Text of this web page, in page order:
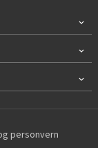
personvern